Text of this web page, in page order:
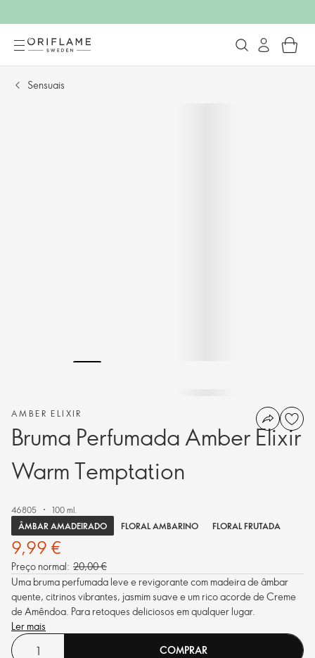
Sensuais
AMBER ELIXIR
Bruma Perfumada Amber Elixir
Warm Temptation
46805
100 ml.
ÂMBAR AMADEIRADO
FLORAL AMBARINO FLORAL FRUTADA
9,99 €
Preço normal: 20,00 €
Uma bruma perfumada leve e revigorante com madeira de âmbar
quente, citrinos vibrantes, jasmim suave e um rico acorde de Creme
de Amêndoa. Para retoques deliciosos em qualquer lugar.
Ler mais
COMPRAR